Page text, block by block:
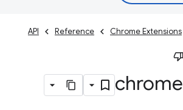
Chrome Extensions
Reference
API
chrome